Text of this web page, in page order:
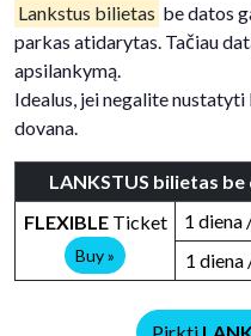
Lankstus bilietas be datos
parkas atidarytas. Tačiau
apsilankymą.
Idealus, jei negalite
dovana.
LANKSTUS bilietas
FLEXIBLETicket
Buy »
1 diena
1 diena